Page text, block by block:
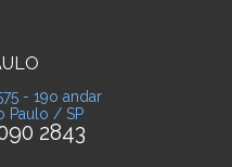
- 19o andar
Paulo / SP
2843